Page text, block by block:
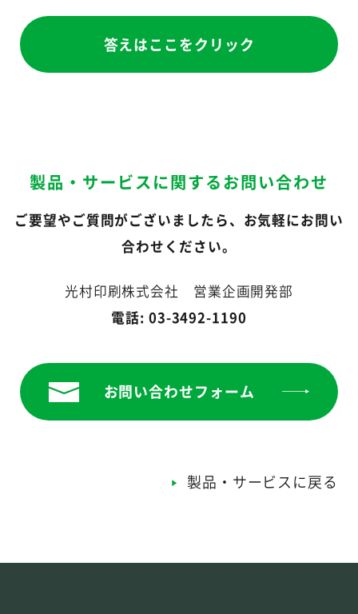
答えはここをクリック
製品・サービスに関するお問い合わせ
ご要望やご質問がございましたら、お気軽にお問い
合わせください。
光村印刷株式会社 営業企画開発部
電話: 03-3492-1190
お問い合わせフォーム
製品・サービスに戻る